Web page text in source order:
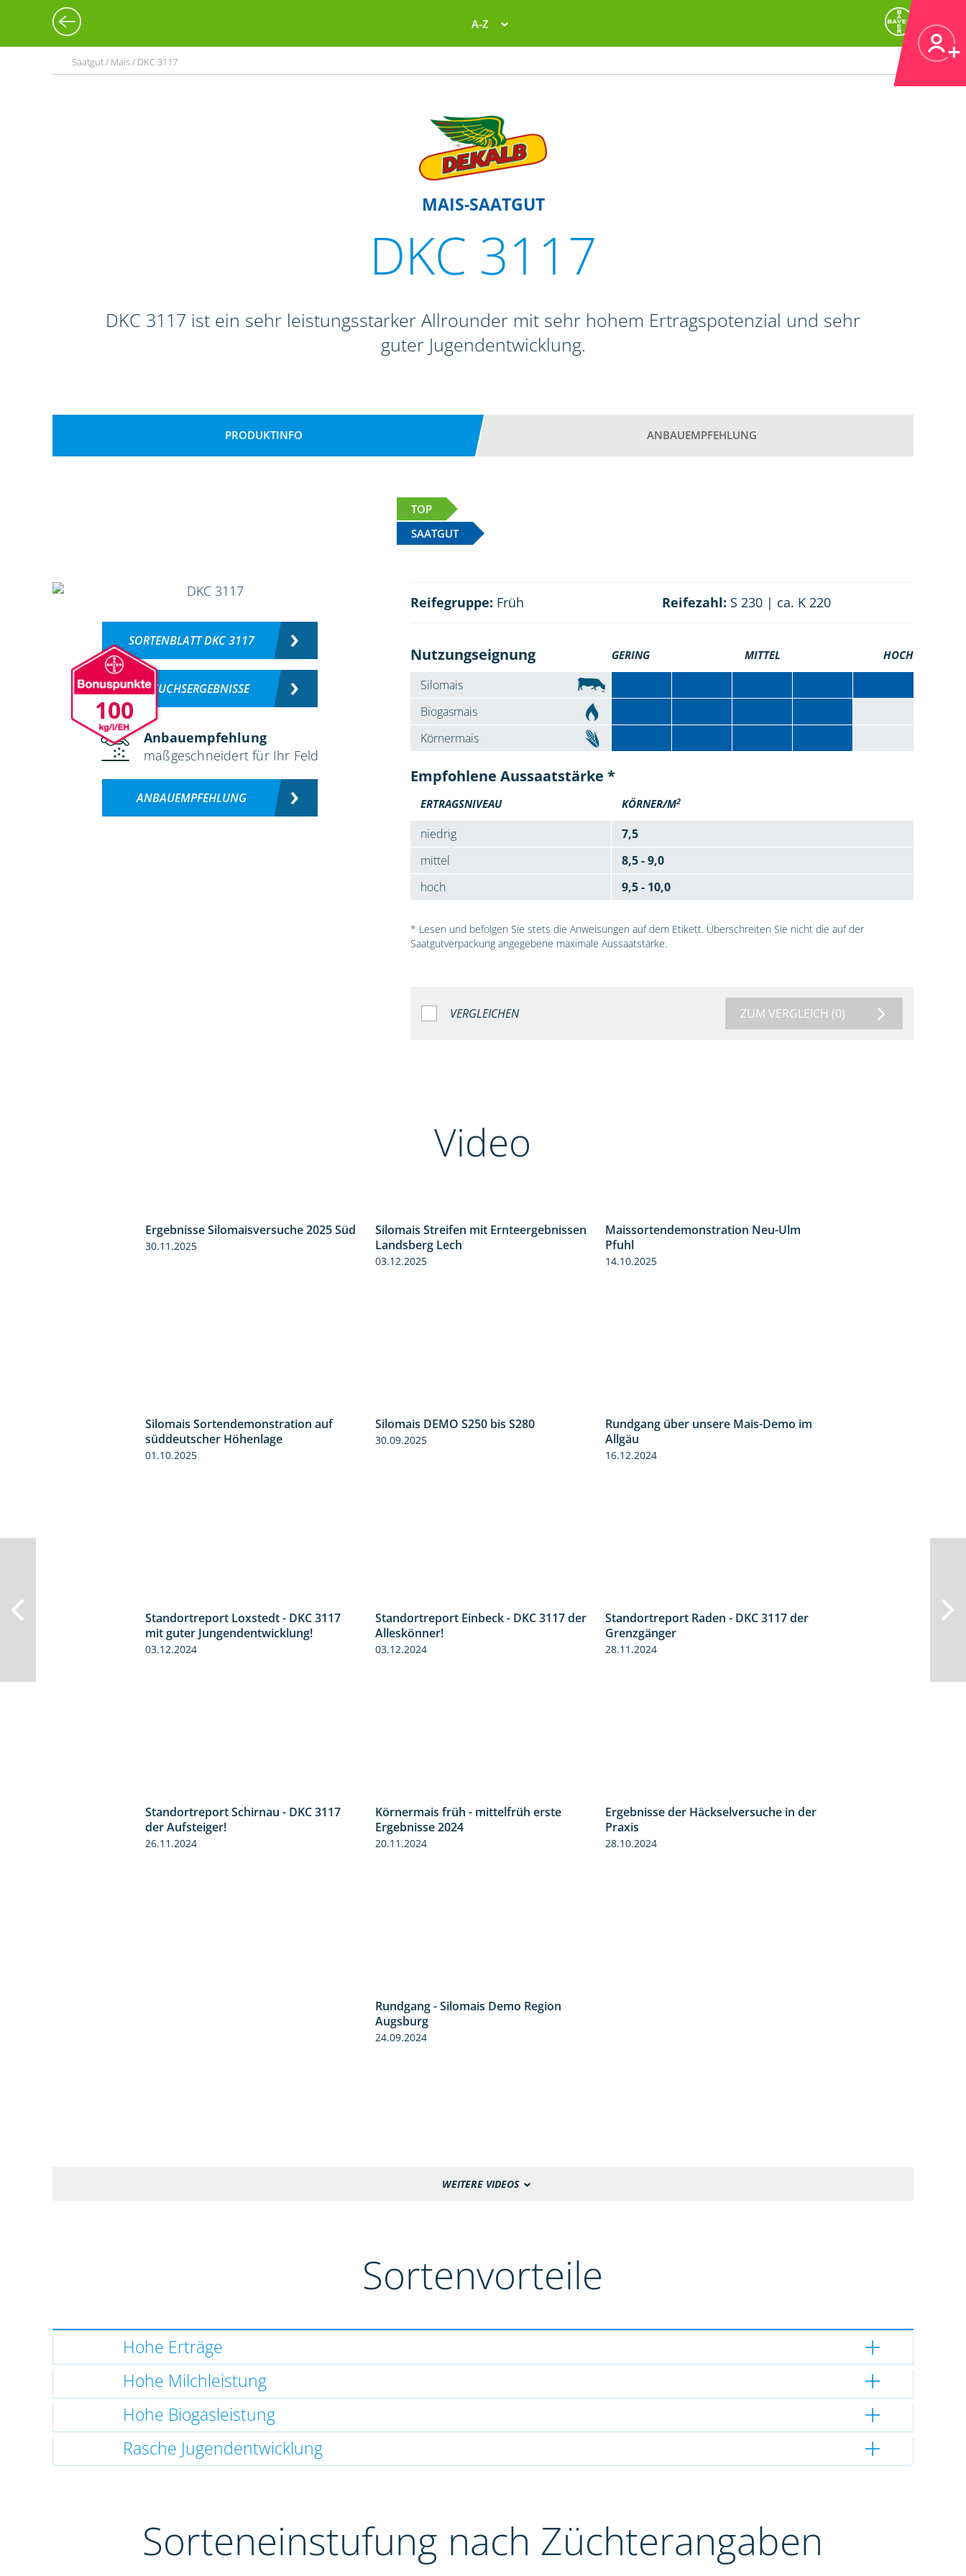
A-Z
Saatgut / Mais / DKC 3117
MAIS-SAATGUT
DKC 3117
DKC 3117 ist ein sehr leistungsstarker Allrounder mit sehr hohem Ertragspotenzial und sehr
guter Jugendentwicklung.
PRODUKTINFO ANBAUEMPFEHLUNG
TOP
SAATGUT
100
SORTENBLATT DKC 3117
VERSUCHSERGEBNISSE
Anbauempfehlung
maßgeschneidert für Ihr Feld
ANBAUEMPFEHLUNG
Reifegruppe: Früh Reifezahl: S 230 | ca. K 220
Nutzungseignung GERING MITTEL HOCH
Silomais
Biogasmais
Körnermais
Empfohlene Aussaatstärke *
ERTRAGSNIVEAU KÖRNER/M2
niedrig
7,5
mittel
8,5 - 9,0
hoch
9,5 - 10,0
* Lesen und befolgen Sie stets die Anweisungen auf dem Etikett. Überschreiten Sie nicht die auf der
Saatgutverpackung angegebene maximale Aussaatstärke.
VERGLEICHEN ZUM VERGLEICH (0)
Video
Ergebnisse Silomaisversuche 2025 Süd
30.11.2025
Silomais Streifen mit Ernteergebnissen
Landsberg Lech
03.12.2025
Maissortendemonstration Neu-Ulm
Pfuhl
14.10.2025
Silomais Sortendemonstration auf
süddeutscher Höhenlage
01.10.2025
Silomais DEMO S250 bis S280
30.09.2025
Rundgang über unsere Mais-Demo im
Allgäu
16.12.2024
Standortreport Loxstedt - DKC 3117
mit guter Jungendentwicklung!
03.12.2024
Standortreport Einbeck - DKC 3117 der
Alleskönner!
03.12.2024
Standortreport Raden - DKC 3117 der
Grenzgänger
28.11.2024
Standortreport Schirnau - DKC 3117
der Aufsteiger!
26.11.2024
Körnermais früh - mittelfrüh erste
Ergebnisse 2024
20.11.2024
Ergebnisse der Häckselversuche in der
Praxis
28.10.2024
Rundgang - Silomais Demo Region
Augsburg
24.09.2024
WEITERE VIDEOS
Sortenvorteile
Hohe Erträge
Hohe Milchleistung
Hohe Biogasleistung
Rasche Jugendentwicklung
Sorteneinstufung nach Züchterangaben